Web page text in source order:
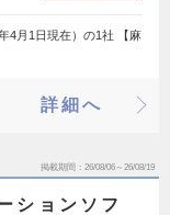
4月1日現在）の1社 【麻
詳細へ
掲載期間 26/08/06～26/08/19
ションソフ